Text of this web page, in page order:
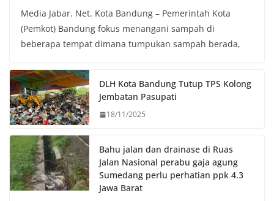
c
e
b
o
k
i
t
t
r
a
t
s
p
p
p
y
L
n
k
Media Jabar. Net. Kota Bandung – Pemerintah Kota
(Pemkot) Bandung fokus menangani sampah di
beberapa tempat dimana tumpukan sampah berada,
DLH Kota Bandung Tutup TPS Kolong
Jembatan Pasupati
18/11/2025
Bahu jalan dan drainase di Ruas
Jalan Nasional perabu gaja agung
Sumedang perlu perhatian ppk 4.3
Jawa Barat